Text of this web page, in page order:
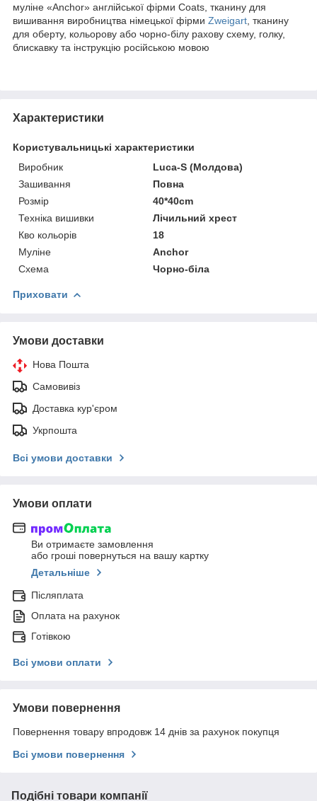
муліне «Anchor» англійської фірми Coats, тканину для
вишивання виробництва німецької фірми Zweigart , тканину
для оберту, кольорову або чорно-білу рахову схему, голку,
блискавку та інструкцію російською мовою
Характеристики
Користувальницькі характеристики
Виробник
Luca-S (Молдова)
Зашивання
Повна
Розмір
40*40cm
Техніка вишивки
Лічильний хрест
Кво кольорів
18
Муліне
Anchor
Схема
Чорно-біла
Приховати
Умови доставки
Нова Пошта
Самовивіз
Доставка кур'єром
Укрпошта
Всі умови доставки
Умови оплати
Ви отримаєте замовлення
або гроші повернуться на вашу картку
Детальніше
Післяплата
Оплата на рахунок
Готівкою
Всі умови оплати
Умови повернення
Повернення товару впродовж 14 днів за рахунок покупця
Всі умови повернення
Подібні товари компанії